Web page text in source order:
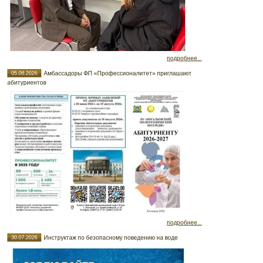
подробнее...
05.08.2026
Амбассадоры ФП «Профессионалитет» приглашают
абитуриентов
подробнее...
30.07.2026 Инструктаж по безопасному поведению на воде